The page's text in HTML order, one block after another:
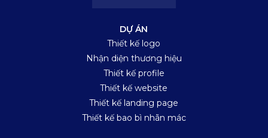
DỰ ÁN
Thiết kế logo
Nhận diện thương hiệu
Thiết kế profile
Thiết kế website
Thiết kế landing page
Thiết kế bao bì nhãn mác